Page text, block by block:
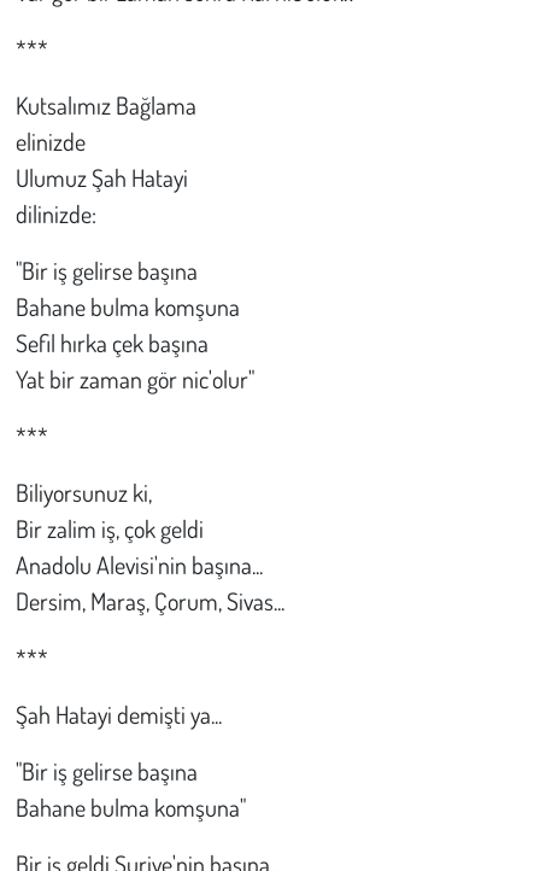
***
Kutsalımız Bağlama
elinizde
Ulumuz Şah Hatayi
dilinizde:
"Bir iş gelirse başına
Bahane bulma komşuna
Sefil hırka çek başına
Yat bir zaman gör nic'olur"
***
Biliyorsunuz ki,
Bir zalim iş, çok geldi
Anadolu Alevisi'nin başına...
Dersim, Maraş, Çorum, Sivas...
***
Şah Hatayi demişti ya...
"Bir iş gelirse başına
Bahane bulma komşuna"
Bir iş geldi Suriye'nin başına...